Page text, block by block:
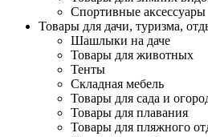
Спортивные аксессуары
Товары для дачи, туризма,
Шашлыки на даче
Товары для животных
Тенты
Складная мебель
Товары для сада и
Товары для плавания
Товары для пляжного